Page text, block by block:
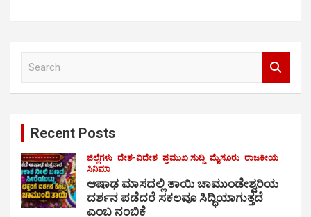
Recent Posts
ಜಿಲ್ಲೆಗಳು ದೇಶ-ವಿದೇಶ ಪ್ರಮುಖ ಸುದ್ದಿ ಮೈಸೂರು ರಾಜಕೀಯ
ಸಿನಿಮಾ
ಆಷಾಢ ಮಾಸದಲ್ಲಿ ತಾಯಿ ಚಾಮುಂಡೇಶ್ವರಿಯ
ದರ್ಶನ ಪಡೆದರೆ ಸಕಲವೂ ಸಿದ್ಧಿಯಾಗುತ್ತದೆ
ಎಂಬ ನಂಬಿಕೆ